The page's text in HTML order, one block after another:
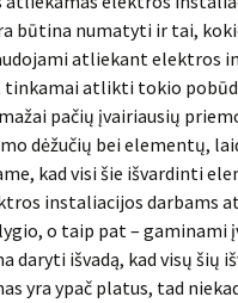
būtina numatyti ir tai,
atliekant elektros
tinkamai atlikti tokio
pačių įvairiausių
dėžučių bei elementų,
kad visi šie išvardinti
instaliacijos darbams
o taip pat – gaminami
daryti išvadą, kad visų šių
yra ypač platus, tad